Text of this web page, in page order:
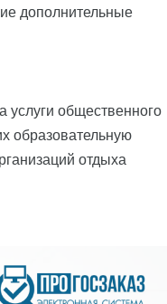
дополнительные
услуги общественного
образовательную
отдыха